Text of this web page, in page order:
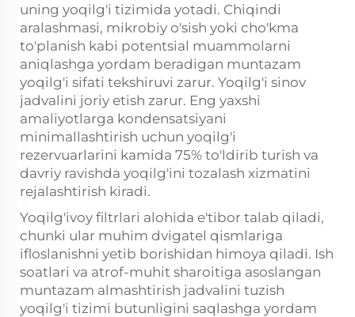
uning yoqilg'i tizimida yotadi. Chiqindi
aralashmasi, mikrobiy o'sish yoki cho'kma
to'planish kabi potentsial muammolarni
aniqlashga yordam beradigan muntazam
yoqilg'i sifati tekshiruvi zarur. Yoqilg'i sinov
jadvalini joriy etish zarur. Eng yaxshi
amaliyotlarga kondensatsiyani
minimallashtirish uchun yoqilg'i
rezervuarlarini kamida 75% to'ldirib turish va
davriy ravishda yoqilg'ini tozalash xizmatini
rejalashtirish kiradi.
Yoqilg'ivoy filtrlari alohida e'tibor talab qiladi,
chunki ular muhim dvigatel qismlariga
ifloslanishni yetib borishidan himoya qiladi. Ish
soatlari va atrof-muhit sharoitiga asoslangan
muntazam almashtirish jadvalini tuzish
yoqilg'i tizimi butunligini saqlashga yordam